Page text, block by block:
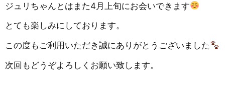
ジュリちゃんとはまた4月上旬にお会いできます
とても楽しみにしております。
この度もご利用いただき誠にありがとうございました
次回もどうぞよろしくお願い致します。